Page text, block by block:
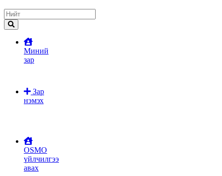
Миний
зар
Зар
нэмэх
OSMO
үйлчилгээ
авах